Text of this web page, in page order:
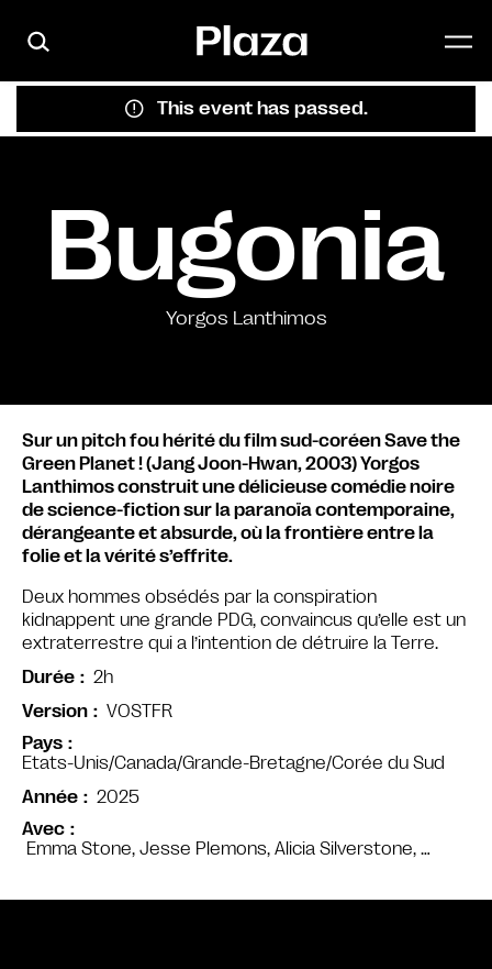
This event has passed.
Bugonia
Yorgos Lanthimos
Avec
Emma Stone, Jesse Plemons, Alicia Silverstone, …
Sur un pitch fou hérité du film sud-coréen Save the
Green Planet ! (Jang Joon-Hwan, 2003) Yorgos
Lanthimos construit une délicieuse comédie noire
de science-fiction sur la paranoïa contemporaine,
dérangeante et absurde, où la frontière entre la
folie et la vérité s’effrite.
Deux hommes obsédés par la conspiration
kidnappent une grande PDG, convaincus qu’elle est un
extraterrestre qui a l’intention de détruire la Terre.
Durée
2h
Version
VOSTFR
Pays
Etats-Unis/Canada/Grande-Bretagne/Corée du Sud
Année
2025